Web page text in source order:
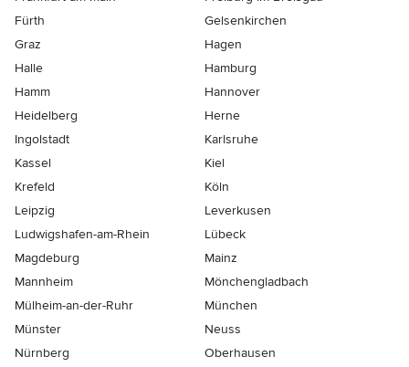
Fürth
Gelsenkirchen
Graz
Hagen
Halle
Hamburg
Hamm
Hannover
Heidelberg
Herne
Ingolstadt
Karlsruhe
Kassel
Kiel
Krefeld
Köln
Leipzig
Leverkusen
Ludwigshafen-am-Rhein
Lübeck
Magdeburg
Mainz
Mannheim
Mönchen­gladbach
Mülheim-an-der-Ruhr
München
Münster
Neuss
Nürnberg
Oberhausen